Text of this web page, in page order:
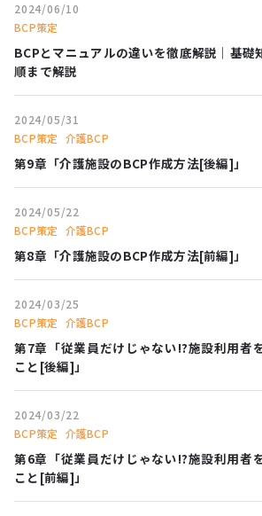
2024/06/10
BCP策定
BCPとマニュアルの違いを徹底解説｜基礎
順まで解説
2024/05/31
BCP策定 介護BCP
第9章「介護施設のBCP作成方法[後編]」
2024/05/22
BCP策定 介護BCP
第8章「介護施設のBCP作成方法[前編]」
2024/03/25
BCP策定 介護BCP
第7章「従業員だけじゃない!?施設利用者
こと[後編]」
2024/03/22
BCP策定 介護BCP
第6章「従業員だけじゃない!?施設利用者
こと[前編]」